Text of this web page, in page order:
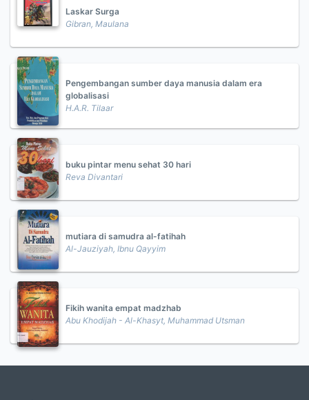
Laskar Surga
Gibran, Maulana
Pengembangan sumber daya manusia dalam era
globalisasi
H.A.R. Tilaar
buku pintar menu sehat 30 hari
Reva Divantari
mutiara di samudra al-fatihah
Al-Jauziyah, Ibnu Qayyim
Fikih wanita empat madzhab
Abu Khodijah - Al-Khasyt, Muhammad Utsman